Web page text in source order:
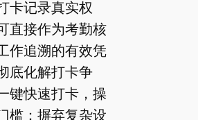
卡记录真实权
直接作为考勤核
作追溯的有效凭
底化解打卡争
键快速打卡，操
槛：摒弃复杂设